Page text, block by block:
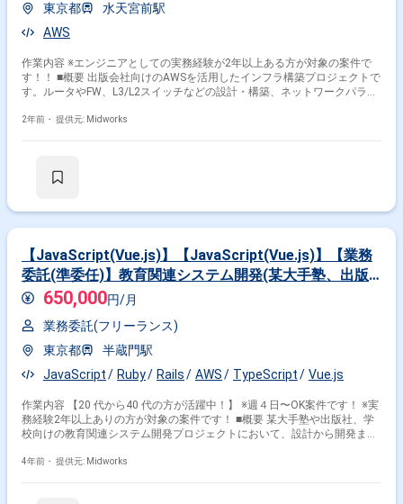
東京都
水天宮前駅
AWS
作業内容 ※エンジニアとしての実務経験が2年以上ある方が対象の案件で
す！！ ■概要 出版会社向けのAWSを活用したインフラ構築プロジェクトで
す。ルータやFW、L3/L2スイッチなどの設計・構築、ネットワークパラメ
把握・構築します。また、物理作業（ラッキングや結線）やネットワーク
ッチ（Cisco製品）の設計および構築 ・ネットワークパラメータシートや
2年前・ 提供元: Midworks
【JavaScript(Vue.js)】【JavaScript(Vue.js)】【業務
委託(準委任)】教育関連システム開発(某大手塾、出版
社、学校等)
650,000円/月
業務委託(フリーランス)
東京都
半蔵門駅
JavaScript
Ruby Rails AWS TypeScript Vue.js
作業内容 【20 代から40 代の方が活躍中！】 ※週４日〜OK案件です！ ※実
務経験2年以上ありの方が対象の案件です！ ■概要 某大手塾や出版社、学
校向けの教育関連システム開発プロジェクトにおいて、設計から開発まで
やAPI連携が主な作業となります。 ■具体的な作業内容 ・教育関連プロジ
4年前・ 提供元: Midworks